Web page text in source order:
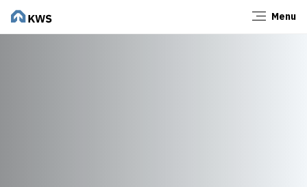
Menu
Sluiten